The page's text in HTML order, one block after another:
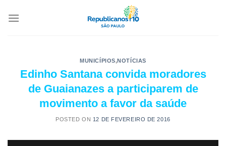
MUNICÍPIOS,NOTÍCIAS
Edinho Santana convida moradores
de Guaianazes a participarem de
movimento a favor da saúde
POSTED ON 12 DE FEVEREIRO DE 2016